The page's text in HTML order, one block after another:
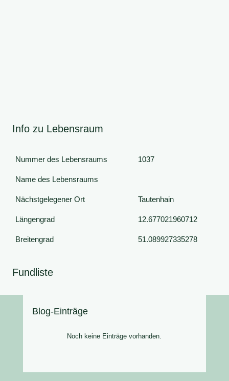
Info zu Lebensraum
Nummer des Lebensraums 1037
Name des Lebensraums
Nächstgelegener Ort Tautenhain
Längengrad 12.677021960712
Breitengrad 51.089927335278
Fundliste
Blog-Einträge
Noch keine Einträge vorhanden.